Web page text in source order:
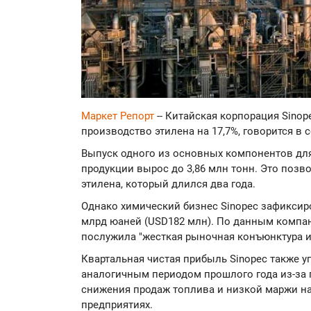
Маркет Репорт -- Китайская корпорация
производство этилена на 17,7%, говорится
Выпуск одного из основных компонентов
продукции вырос до 3,86 млн тонн. Это
этилена, который длился два года.
Однако химический бизнес Sinopec
млрд юаней (USD182 млн). По данным
послужила "жесткая рыночная конъюнктура
Квартальная чистая прибыль Sinopec также
аналогичным периодом прошлого года из-за
снижения продаж топлива и низкой маржи
предприятиях.